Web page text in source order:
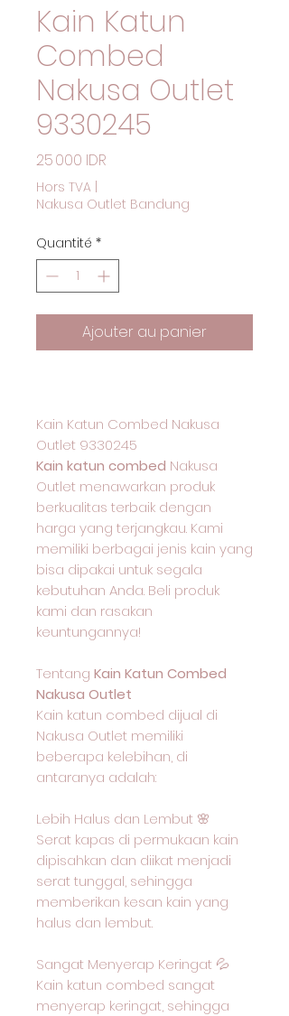
Kain Katun
Combed
Nakusa Outlet
9330245
25 000 IDR
Hors TVA
Nakusa Outlet Bandung
Quantité *
Ajouter au panier
Kain Katun Combed Nakusa
Outlet 9330245
Kain katun combed Nakusa
Outlet menawarkan produk
berkualitas terbaik dengan
harga yang terjangkau. Kami
memiliki berbagai jenis kain yang
bisa dipakai untuk segala
kebutuhan Anda. Beli produk
kami dan rasakan
keuntungannya!
Tentang Kain Katun Combed
Nakusa Outlet
Kain katun combed dijual di
Nakusa Outlet memiliki
beberapa kelebihan, di
antaranya adalah:
Lebih Halus dan Lembut 🌸
Serat kapas di permukaan kain
dipisahkan dan diikat menjadi
serat tunggal, sehingga
memberikan kesan kain yang
halus dan lembut.
Sangat Menyerap Keringat 💦
Kain katun combed sangat
menyerap keringat, sehingga